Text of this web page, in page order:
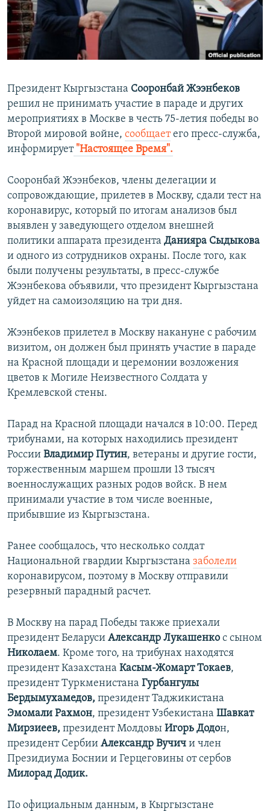
ПОБЕДИТЕЛЕЙ НЕ СУДЯТ?
КРЫМ.НЕПОКОРЕННЫЙ
ELIFBE
ПРИСОЕДИНЯЙТЕСЬ!
Все сайты RFE/RL
Президент Кыргызстана Сооронбай Жээнбеков
решил не принимать участие в параде и других
мероприятиях в Москве в честь 75-летия победы во
Второй мировой войне, сообщаетего пресс-служба,
информирует"Настоящее Время".
Сооронбай Жээнбеков, члены делегации и
сопровождающие, прилетев в Москву, сдали тест на
коронавирус, который по итогам анализов был
выявлен у заведующего отделом внешней
политики аппарата президента Данияра Сыдыкова
и одного из сотрудников охраны. После того, как
были получены результаты, в пресс-службе
Жээнбекова объявили, что президент Кыргызстана
уйдет на самоизоляцию на три дня.
Жээнбеков прилетел в Москву накануне с рабочим
визитом, он должен был принять участие в параде
на Красной площади и церемонии возложения
цветов к Могиле Неизвестного Солдата у
Кремлевской стены.
Парад на Красной площади начался в 10:00. Перед
трибунами, на которых находились президент
России Владимир Путин, ветераны и другие гости,
торжественным маршем прошли 13 тысяч
военнослужащих разных родов войск. В нем
принимали участие в том числе военные,
прибывшие из Кыргызстана.
Ранее сообщалось, что несколько солдат
Национальной гвардии Кыргызстана заболели
коронавирусом, поэтому в Москву отправили
резервный парадный расчет.
В Москву на парад Победы также приехали
президент Беларуси Александр Лукашенко с сыном
Николаем. Кроме того, на трибунах находятся
президент Казахстана Касым-Жомарт Токаев,
президент Туркменистана Гурбангулы
Бердымухамедов, президент Таджикистана
Эмомали Рахмон, президент Узбекистана Шавкат
Мирзиеев, президент Молдовы Игорь Додон,
президент Сербии Александр Вучич и член
Президиума Боснии и Герцеговины от сербов
Милорад Додик.
По официальным данным, в Кыргызстане